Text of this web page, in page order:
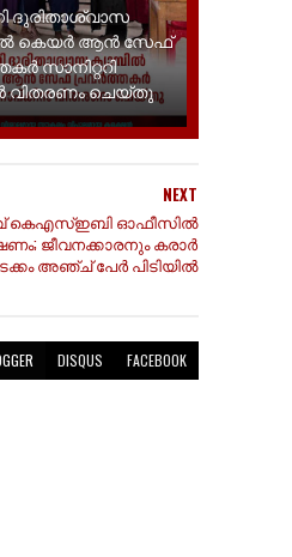
ദുരിതാശ്വാസ
കെയർ ആൻ സേഫ്
സാനിറ്ററി
വിതരണം ചെയ്തു
NEXT
കെഎസ്ഇബി ഓഫീസിൽ
ജീവനക്കാരനും കരാർ
അഞ്ച് പേർ പിടിയിൽ
DISQUS FACEBOOK